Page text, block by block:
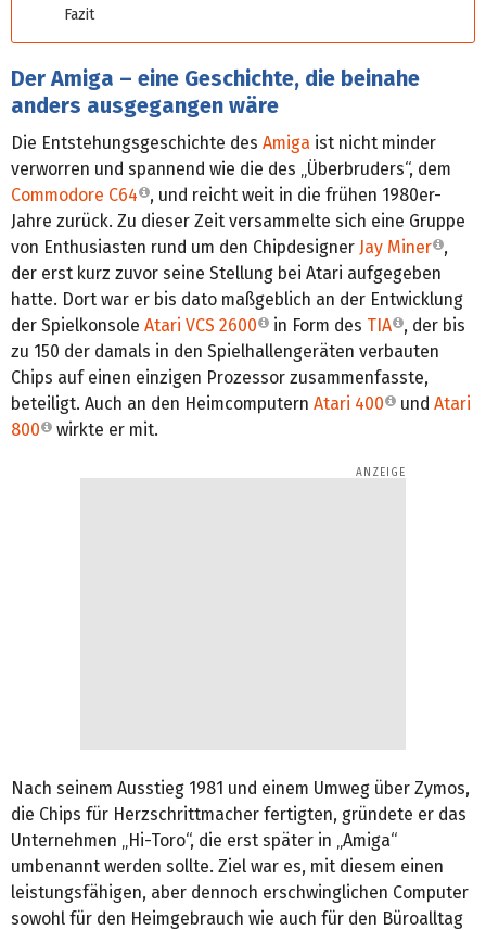
Fazit
Der Amiga – eine Geschichte, die beinahe
anders ausgegangen wäre
Die Entstehungsgeschichte des Amiga ist nicht minder
verworren und spannend wie die des „Überbruders“, dem
Commodore C64
, und reicht weit in die frühen 1980er-
Jahre zurück. Zu dieser Zeit versammelte sich eine Gruppe
von Enthusiasten rund um den Chipdesigner Jay Miner
,
der erst kurz zuvor seine Stellung bei Atari aufgegeben
hatte. Dort war er bis dato maßgeblich an der Entwicklung
der Spielkonsole Atari VCS 2600 in Form des TIA
, der bis
zu 150 der damals in den Spielhallengeräten verbauten
Chips auf einen einzigen Prozessor zusammenfasste,
beteiligt. Auch an den Heimcomputern Atari 400 und Atari
800
wirkte er mit.
Nach seinem Ausstieg 1981 und einem Umweg über Zymos,
die Chips für Herzschrittmacher fertigten, gründete er das
Unternehmen „Hi-Toro“, die erst später in „Amiga“
umbenannt werden sollte. Ziel war es, mit diesem einen
leistungsfähigen, aber dennoch erschwinglichen Computer
sowohl für den Heimgebrauch wie auch für den Büroalltag